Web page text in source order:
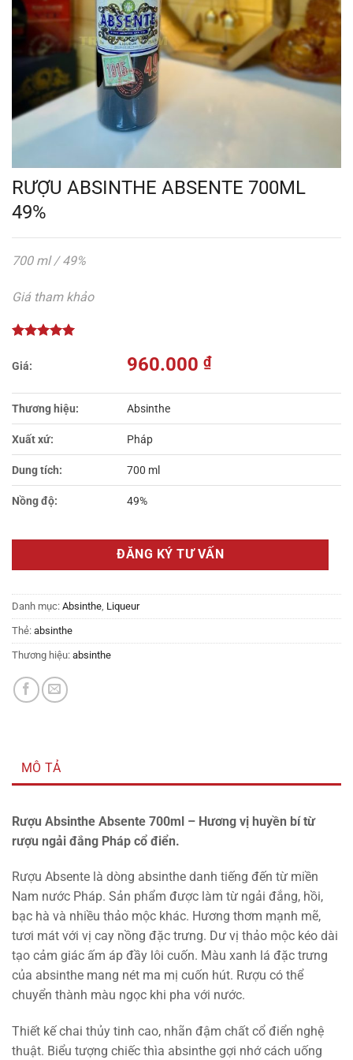
RƯỢU ABSINTHE ABSENTE 700ML
49%
700 ml / 49%
Giá tham khảo
960.000₫
Thương hiệu: Absinthe
Xuất xứ: Pháp
Dung tích: 700 ml
Nồng độ: 49%
ĐĂNG KÝ TƯ VẤN
Danh mục: Absinthe Liqueur
Thẻ: absinthe
Thương hiệu: absinthe
MÔ TẢ
Rượu Absinthe Absente 700ml – Hương vị huyền bí từ
rượu ngải đắng Pháp cổ điển.
Rượu Absente là dòng absinthe danh tiếng đến từ miền
Nam nước Pháp. Sản phẩm được làm từ ngải đắng, hồi,
bạc hà và nhiều thảo mộc khác. Hương thơm mạnh mẽ,
tươi mát với vị cay nồng đặc trưng. Dư vị thảo mộc kéo dài
tạo cảm giác ấm áp đầy lôi cuốn. Màu xanh lá đặc trưng
của absinthe mang nét ma mị cuốn hút. Rượu có thể
chuyển thành màu ngọc khi pha với nước.
Thiết kế chai thủy tinh cao, nhãn đậm chất cổ điển nghệ
thuật. Biểu tượng chiếc thìa absinthe gợi nhớ cách uống